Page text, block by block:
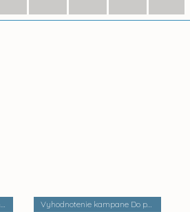
Návšteva súkromnej základnej školy Palackého Vyhodnotenie kampane Do práce na bicykli